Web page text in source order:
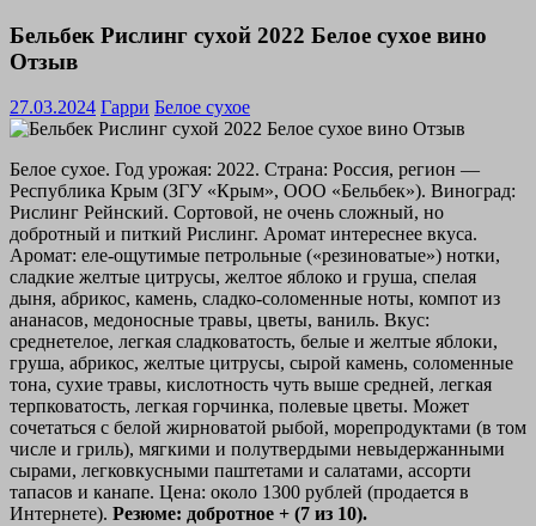
Бельбек Рислинг сухой 2022 Белое сухое вино
Отзыв
27.03.2024 Гарри Белое сухое
Белое сухое. Год урожая: 2022. Страна: Россия, регион —
Республика Крым (ЗГУ «Крым», ООО «Бельбек»). Виноград:
Рислинг Рейнский. Сортовой, не очень сложный, но
добротный и питкий Рислинг. Аромат интереснее вкуса.
Аромат: еле-ощутимые петрольные («резиноватые») нотки,
сладкие желтые цитрусы, желтое яблоко и груша, спелая
дыня, абрикос, камень, сладко-соломенные ноты, компот из
ананасов, медоносные травы, цветы, ваниль. Вкус:
среднетелое, легкая сладковатость, белые и желтые яблоки,
груша, абрикос, желтые цитрусы, сырой камень, соломенные
тона, сухие травы, кислотность чуть выше средней, легкая
терпковатость, легкая горчинка, полевые цветы. Может
сочетаться с белой жирноватой рыбой, морепродуктами (в том
числе и гриль), мягкими и полутвердыми невыдержанными
сырами, легковкусными паштетами и салатами, ассорти
тапасов и канапе. Цена: около 1300 рублей (продается в
Интернете). Резюме: добротное + (7 из 10).